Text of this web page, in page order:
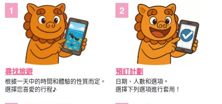
尋找旅遊
根據一天中的時間和體驗的性質而定。
選擇您喜愛的行程♪
預訂計劃
日期、人數和選項。
選擇下列選項進行套用！